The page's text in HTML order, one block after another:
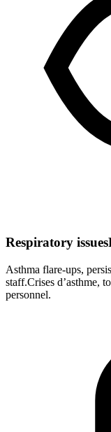
Respiratory issues
Asthma flare-ups,
staff.Crises d’asthme,
personnel.